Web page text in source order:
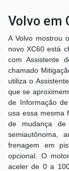
Volvo em
A Volvo mostrou
novo XC60 está
com Assistente
chamado
utiliza o
que se
de Informação
usa essa mesma
de mudança
semiautônoma,
frenagem em
opcional. O
aceler de 0 a